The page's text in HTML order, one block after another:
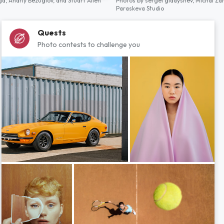
Paraskeva Studio
Quests
Photo contests to challenge you